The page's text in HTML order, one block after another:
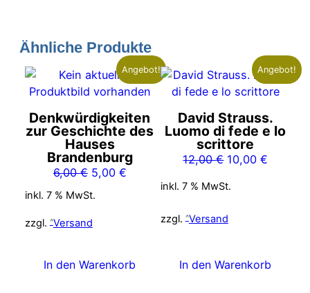
Ähnliche Produkte
Angebot!
Denkwürdigkeiten
zur Geschichte des
Hauses
Brandenburg
6,00€ Ursprünglicher
6,00 €
5,00 €Aktueller
5,00 €.
inkl. 7 % MwSt.
zzgl. Versand
In den Warenkorb
Angebot!
David Strauss.
Luomo di fede e lo
scrittore
12,00€ Ursprünglicher
war:
10,00€
inkl. 7 % MwSt.
zzgl. Versand
In den Warenkorb